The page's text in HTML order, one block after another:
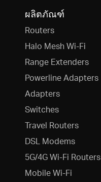
ผลิตภัณฑ์
Routers
Halo Mesh Wi-Fi
Range Extenders
Powerline Adapters
Adapters
Switches
Travel Routers
DSL Modems
5G/4G Wi-Fi Routers
Mobile Wi-Fi